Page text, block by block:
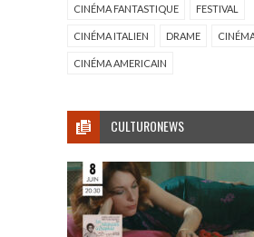
CINÉMA FANTASTIQUE FESTIVAL
CINÉMA ITALIEN DRAME
CINÉMA AMERICAIN
CULTURONEWS